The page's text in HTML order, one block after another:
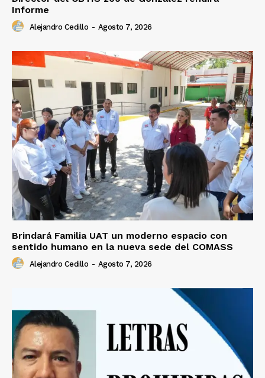
Informe
Alejandro Cedillo - Agosto 7, 2026
Brindará Familia UAT un moderno espacio con
sentido humano en la nueva sede del COMASS
Alejandro Cedillo - Agosto 7, 2026